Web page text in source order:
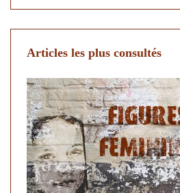
Articles les plus consultés